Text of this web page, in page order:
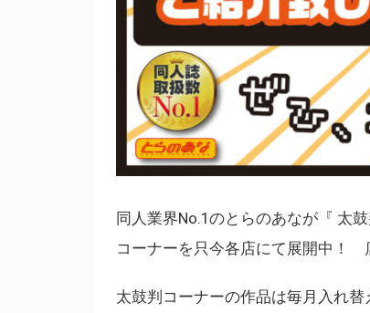
同人業界No.1のとらのあなが『 太
コーナーを只今各店にて展開中！
太鼓判コーナーの作品は毎月入れ